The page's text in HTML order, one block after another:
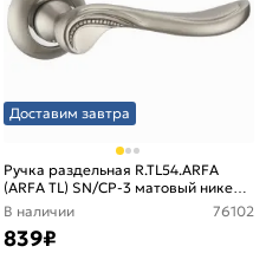
Доставим завтра
Ручка раздельная R.TL54.ARFA
(ARFA TL) SN/CP-3 матовый никель/
хром
В наличии 76102
839₽